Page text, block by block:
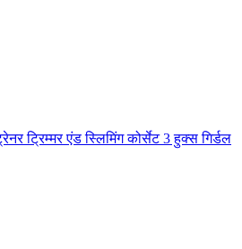
ट्रिम्मर एंड स्लिमिंग कोर्सेट 3 हुक्स गिर्डल